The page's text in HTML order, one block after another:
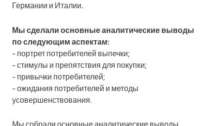
Германии и Италии.
Мы сделали основные аналитические выводы
по следующим аспектам:
- портрет потребителей выпечки;
- стимулы и препятствия для покупки;
- привычки потребителей;
- ожидания потребителей и методы
усовершенствования.